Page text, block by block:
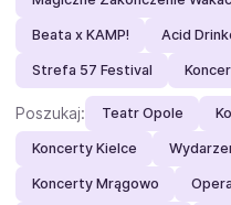
Beata x KAMP! Acid
Strefa 57 Festival
Poszukaj: Teatr Opole
Koncerty Kielce
Koncerty Mrągowo